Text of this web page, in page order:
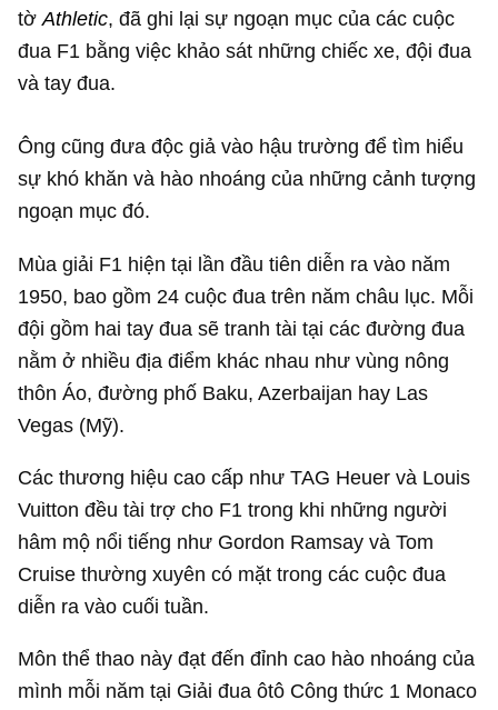
tờAthletic, đã ghi lại sự ngoạn mục của các cuộc
đua F1 bằng việc khảo sát những chiếc xe, đội đua
và tay đua.
Ông cũng đưa độc giả vào hậu trường để tìm hiểu
sự khó khăn và hào nhoáng của những cảnh tượng
ngoạn mục đó.
Mùa giải F1 hiện tại lần đầu tiên diễn ra vào năm
1950, bao gồm 24 cuộc đua trên năm châu lục. Mỗi
đội gồm hai tay đua sẽ tranh tài tại các đường đua
nằm ở nhiều địa điểm khác nhau như vùng nông
thôn Áo, đường phố Baku, Azerbaijan hay Las
Vegas (Mỹ).
Các thương hiệu cao cấp như TAG Heuer và Louis
Vuitton đều tài trợ cho F1 trong khi những người
hâm mộ nổi tiếng như Gordon Ramsay và Tom
Cruise thường xuyên có mặt trong các cuộc đua
diễn ra vào cuối tuần.
Môn thể thao này đạt đến đỉnh cao hào nhoáng của
mình mỗi năm tại Giải đua ôtô Công thức 1 Monaco